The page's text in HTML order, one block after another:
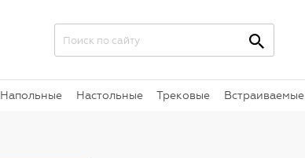
Напольные Настольные Трековые Встраиваемые